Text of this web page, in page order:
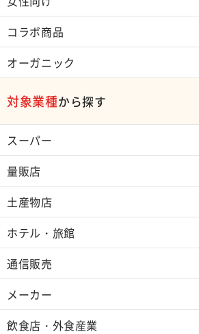
コラボ商品
オーガニック
対象業種から探す
スーパー
量販店
土産物店
ホテル・旅館
通信販売
メーカー
飲食店・外食産業